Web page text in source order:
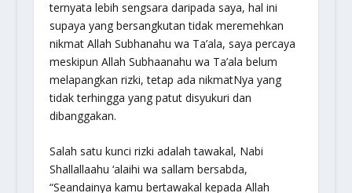
ternyata lebih sengsara daripada saya, hal ini
supaya yang bersangkutan tidak meremehkan
nikmat Allah Subhanahu wa Ta’ala, saya percaya
meskipun Allah Subhaanahu wa Ta’ala belum
melapangkan rizki, tetap ada nikmatNya yang
tidak terhingga yang patut disyukuri dan
dibanggakan.
Salah satu kunci rizki adalah tawakal, Nabi
Shallallaahu ‘alaihi wa sallam bersabda,
“Seandainya kamu bertawakal kepada Allah